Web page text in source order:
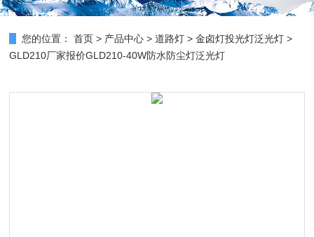
您的位置： 首页 > 产品中心 >道路灯 >金卤灯投光灯泛光灯 >
GLD210厂家报价GLD210-40W防水防尘灯泛光灯